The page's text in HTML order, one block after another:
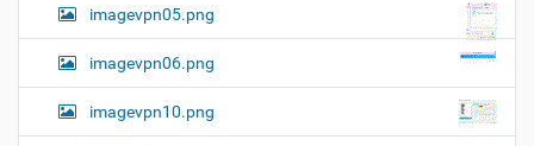
imagevpn05.png
imagevpn06.png
imagevpn10.png